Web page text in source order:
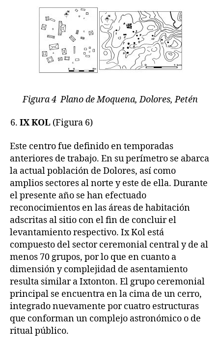
Figura 4 Plano de Moquena, Dolores, Petén
IX KOL (Figura 6)
Este centro fue definido en temporadas
anteriores de trabajo. En su perímetro se abarca
la actual población de Dolores, así como
amplios sectores al norte y este de ella. Durante
el presente año se han efectuado
reconocimientos en las áreas de habitación
adscritas al sitio con el fin de concluir el
levantamiento respectivo. Ix Kol está
compuesto del sector ceremonial central y de al
menos 70 grupos, por lo que en cuanto a
dimensión y complejidad de asentamiento
resulta similar a Ixtonton. El grupo ceremonial
principal se encuentra en la cima de un cerro,
integrado nuevamente por cuatro estructuras
que conforman un complejo astronómico o de
ritual público.